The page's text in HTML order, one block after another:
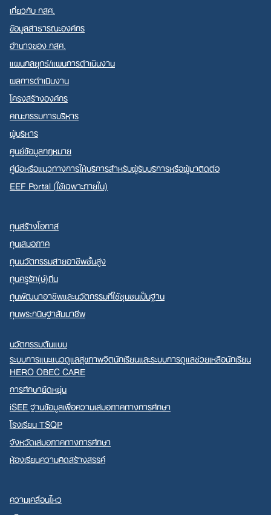
เกี่ยวกับ กสศ.
ข้อมูลสาธารณะองค์กร
อำนาจของ กสศ.
แผนกลยุทธ์/แผนการดำเนินงาน
ผลการดำเนินงาน
โครงสร้างองค์กร
คณะกรรมการบริหาร
ผู้บริหาร
ศูนย์ข้อมูลกฎหมาย
คู่มือหรือแนวทางการให้บริการสำหรับผู้รับบริการหรือผู้มาติดต่อ
EEF Portal (ใช้เฉพาะภายใน)
ทุนสร้างโอกาส
ทุนเสมอภาค
ทุนนวัตกรรมสายอาชีพชั้นสูง
ทุนครูรัก(ษ์)ถิ่น
ทุนพัฒนาอาชีพและนวัตกรรมที่ใช้ชุมชนเป็นฐาน
ทุนพระกนิษฐาสัมมาชีพ
นวัตกรรมต้นแบบ
ระบบการแนะแนวดูแลสุขภาพจิตนักเรียนและระบบการดูแลช่วยเหลือนักเรียน
HERO OBEC CARE
การศึกษายืดหยุ่น
iSEE ฐานข้อมูลเพื่อความเสมอภาคทางการศึกษา
โรงเรียน TSQP
จังหวัดเสมอภาคทางการศึกษา
ห้องเรียนความคิดสร้างสรรค์
ความเคลื่อนไหว